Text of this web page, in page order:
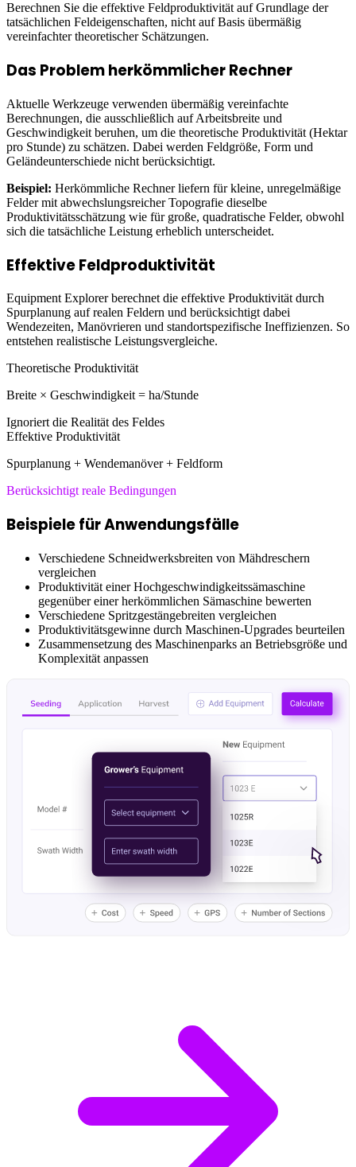
Berechnen Sie die effektive Feldproduktivität auf Grundlage der
tatsächlichen Feldeigenschaften, nicht auf Basis übermäßig
vereinfachter theoretischer Schätzungen.
Das Problem herkömmlicher Rechner
Aktuelle Werkzeuge verwenden übermäßig vereinfachte
Berechnungen, die ausschließlich auf Arbeitsbreite und
Geschwindigkeit beruhen, um die theoretische Produktivität (Hektar
pro Stunde) zu schätzen. Dabei werden Feldgröße, Form und
Geländeunterschiede nicht berücksichtigt.
Beispiel: Herkömmliche Rechner liefern für kleine, unregelmäßige
Felder mit abwechslungsreicher Topografie dieselbe
Produktivitätsschätzung wie für große, quadratische Felder, obwohl
sich die tatsächliche Leistung erheblich unterscheidet.
Effektive Feldproduktivität
Equipment Explorer berechnet die effektive Produktivität durch
Spurplanung auf realen Feldern und berücksichtigt dabei
Wendezeiten, Manövrieren und standortspezifische Ineffizienzen. So
entstehen realistische Leistungsvergleiche.
Theoretische Produktivität
Breite × Geschwindigkeit = ha/Stunde
Ignoriert die Realität des Feldes
Effektive Produktivität
Spurplanung + Wendemanöver + Feldform
Berücksichtigt reale Bedingungen
Beispiele für Anwendungsfälle
Verschiedene Schneidwerksbreiten von Mähdreschern
vergleichen
Produktivität einer Hochgeschwindigkeitssämaschine
gegenüber einer herkömmlichen Sämaschine bewerten
Verschiedene Spritzgestängebreiten vergleichen
Produktivitätsgewinne durch Maschinen-Upgrades beurteilen
Zusammensetzung des Maschinenparks an Betriebsgröße und
Komplexität anpassen